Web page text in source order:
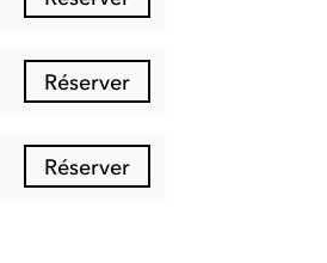
Réserver
Réserver